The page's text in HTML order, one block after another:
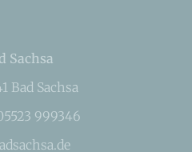
Sachsa
Bad Sachsa
999346